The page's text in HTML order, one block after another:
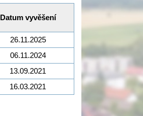
Datum vyvěšení
26.11.2025
06.11.2024
13.09.2021
16.03.2021